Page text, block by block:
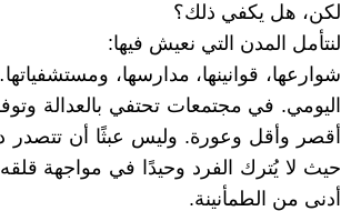
لكن، هل يكفي ذلك؟
لنتأمل المدن التي نعيش فيها:
شوارعها، قوانينها، مدارسها،
اليومي. في مجتمعات تحتفي بالعدالة
أقصر وأقل وعورة. وليس عبثًا أن تتصدر
حيث لا يُترك الفرد وحيدًا في مواجهة
أدنى من الطمأنينة.